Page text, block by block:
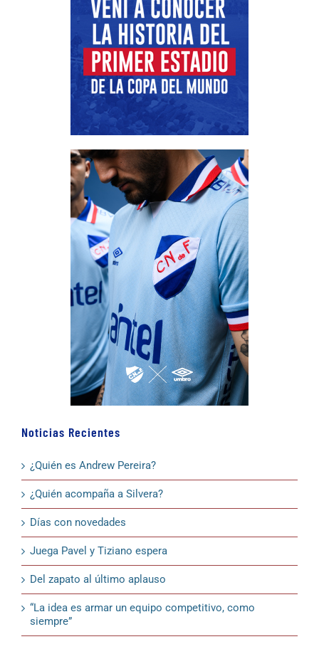
Noticias Recientes
¿Quién es Andrew Pereira?
¿Quién acompaña a Silvera?
Días con novedades
Juega Pavel y Tiziano espera
Del zapato al último aplauso
“La idea es armar un equipo competitivo, como
siempre”